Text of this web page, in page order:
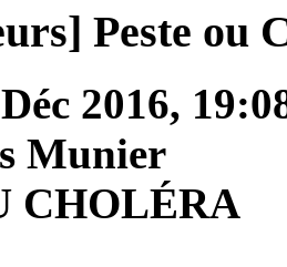
Peste ou
2016,
Munier
CHOLÉRA